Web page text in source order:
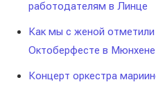
работодателям в Линце
Как мы с женой
Октоберфесте в Мюнхене
Концерт оркестра